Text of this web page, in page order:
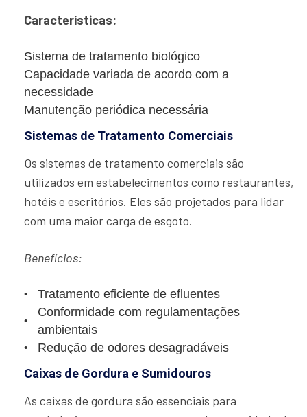
Características:
Sistema de tratamento biológico
Capacidade variada de acordo com a
necessidade
Manutenção periódica necessária
Sistemas de Tratamento Comerciais
Os sistemas de tratamento comerciais são
utilizados em estabelecimentos como restaurantes,
hotéis e escritórios. Eles são projetados para lidar
com uma maior carga de esgoto.
Benefícios:
Tratamento eficiente de efluentes
Conformidade com regulamentações
ambientais
Redução de odores desagradáveis
Caixas de Gordura e Sumidouros
As caixas de gordura são essenciais para